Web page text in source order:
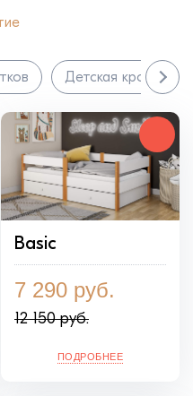
Детская кровать
Basic
7 290 руб.
12 150 руб.
ПОДРОБНЕЕ